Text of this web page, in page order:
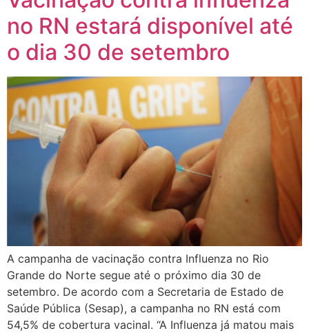
no RN estará disponível até
o dia 30 de setembro
A campanha de vacinação contra Influenza no Rio
Grande do Norte segue até o próximo dia 30 de
setembro. De acordo com a Secretaria de Estado de
Saúde Pública (Sesap), a campanha no RN está com
54,5% de cobertura vacinal. “A Influenza já matou mais